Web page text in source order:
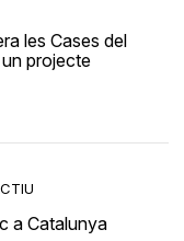
les Cases del
projecte
a Catalunya